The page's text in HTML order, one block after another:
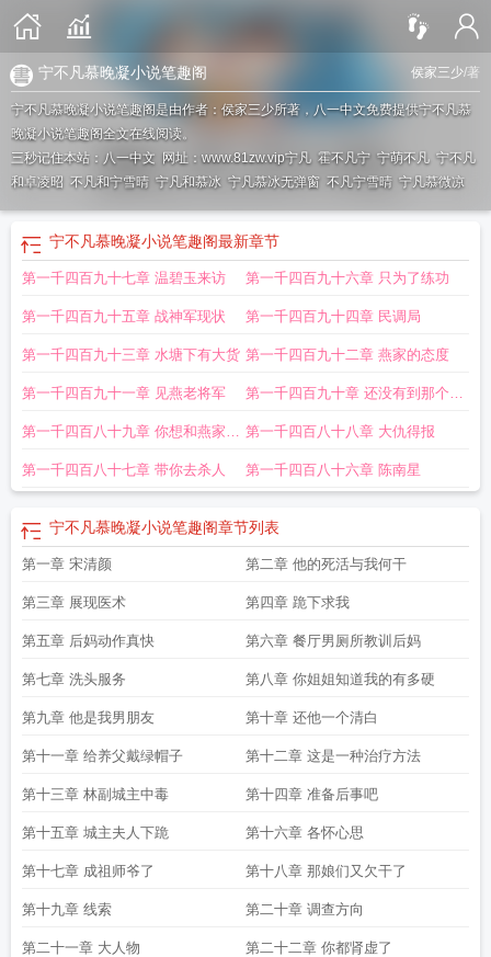
侯家三少/著
宁不凡慕晚凝小说笔趣阁
宁不凡慕晚凝小说笔趣阁是由作者：侯家三少所著，八一中文免费提供宁不凡慕
晚凝小说笔趣阁全文在线阅读。
三秒记住本站：八一中文 网址：www.81zw.vip宁凡 霍不凡宁 宁萌不凡 宁不凡
和卓凌昭 不凡和宁雪晴 宁凡和慕冰 宁凡慕冰无弹窗 不凡宁雪晴 宁凡慕微凉
宁不凡慕晚凝小说笔趣阁最新章节
第一千四百九十七章 温碧玉来访 第一千四百九十六章 只为了练功
第一千四百九十五章 战神军现状 第一千四百九十四章 民调局
第一千四百九十三章 水塘下有大货 第一千四百九十二章 燕家的态度
第一千四百九十一章 见燕老将军 第一千四百九十章 还没有到那个层
级
第一千四百八十九章 你想和燕家合
作
第一千四百八十八章 大仇得报
第一千四百八十七章 带你去杀人 第一千四百八十六章 陈南星
宁不凡慕晚凝小说笔趣阁章节列表
第一章 宋清颜 第二章 他的死活与我何干
第三章 展现医术 第四章 跪下求我
第五章 后妈动作真快 第六章 餐厅男厕所教训后妈
第七章 洗头服务 第八章 你姐姐知道我的有多硬
第九章 他是我男朋友 第十章 还他一个清白
第十一章 给养父戴绿帽子 第十二章 这是一种治疗方法
第十三章 林副城主中毒 第十四章 准备后事吧
第十五章 城主夫人下跪 第十六章 各怀心思
第十七章 成祖师爷了 第十八章 那娘们又欠干了
第十九章 线索 第二十章 调查方向
第二十一章 大人物 第二十二章 你都肾虚了